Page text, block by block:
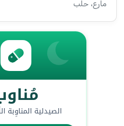
مارع، حلب